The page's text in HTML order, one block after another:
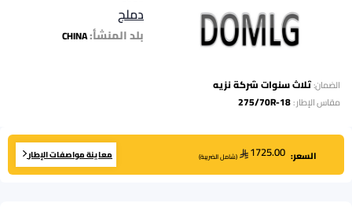
دملج
بلد المنشأ:CHINA
الضمان:ثلاث سنوات شركة نزيه
مقاس الإطار:
275/70R-18
السعر: 1725.00
(شامل الضريبة) معاينة مواصفات الإطار